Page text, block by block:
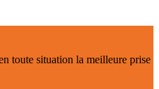
toute situation la meilleure prise